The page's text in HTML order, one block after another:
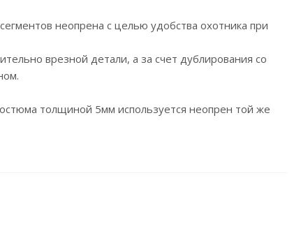
неопрена с целью удобства охотника при
врезной детали, а за счет дублирования со
толщиной 5мм используется неопрен той же